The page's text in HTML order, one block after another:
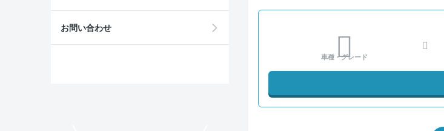
車種・グレード
お問い合わせ